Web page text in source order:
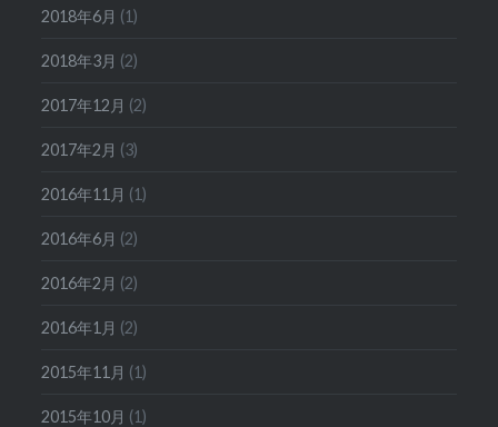
2018年6月 (1)
2018年3月 (2)
2017年12月 (2)
2017年2月 (3)
2016年11月 (1)
2016年6月 (2)
2016年2月 (2)
2016年1月 (2)
2015年11月 (1)
2015年10月 (1)